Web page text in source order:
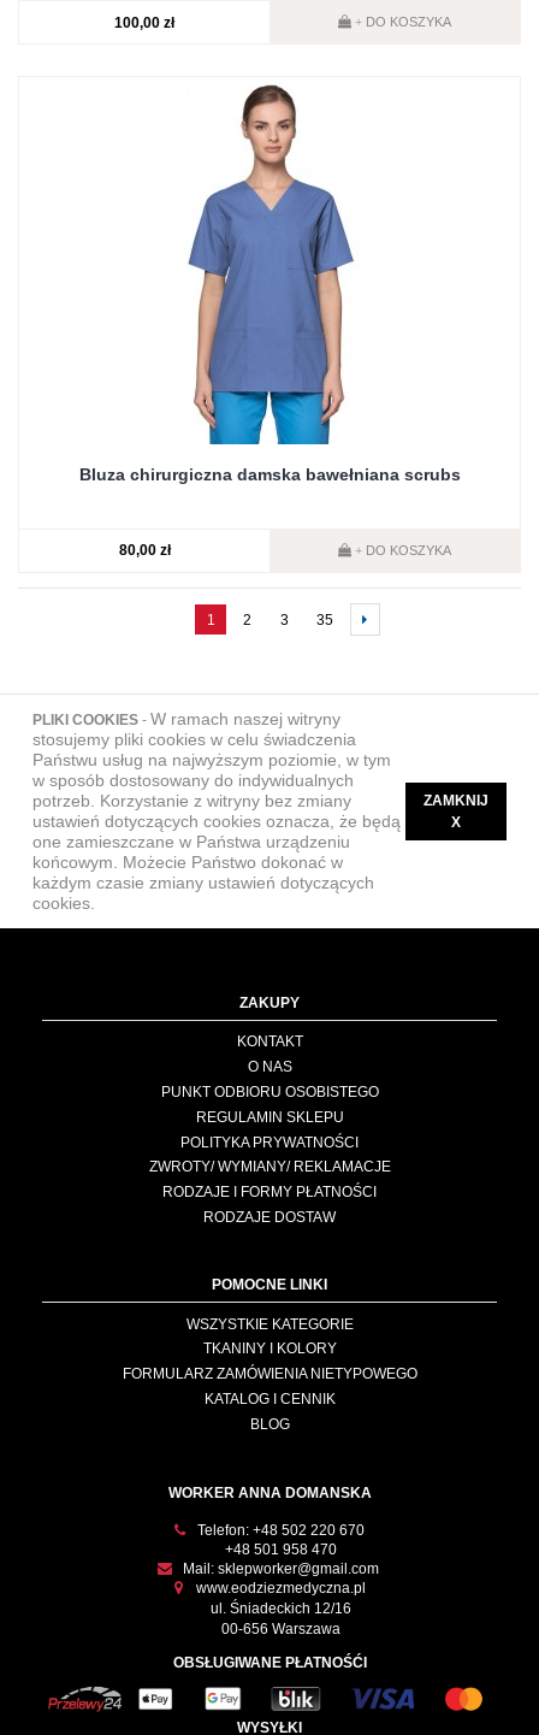
100,00 zł + DO KOSZYKA
Bluza chirurgiczna damska bawełniana scrubs
80,00 zł + DO KOSZYKA
1 2 3 35
PLIKI COOKIES - W ramach naszej witryny
stosujemy pliki cookies w celu świadczenia
Państwu usług na najwyższym poziomie, w tym
w sposób dostosowany do indywidualnych
potrzeb. Korzystanie z witryny bez zmiany
ustawień dotyczących cookies oznacza, że będą
one zamieszczane w Państwa urządzeniu
końcowym. Możecie Państwo dokonać w
każdym czasie zmiany ustawień dotyczących
cookies.
ZAMKNIJ
X
ZAKUPY
KONTAKT
O NAS
PUNKT ODBIORU OSOBISTEGO
REGULAMIN SKLEPU
POLITYKA PRYWATNOŚCI
ZWROTY/ WYMIANY/ REKLAMACJE
RODZAJE I FORMY PŁATNOŚCI
RODZAJE DOSTAW
POMOCNE LINKI
WSZYSTKIE KATEGORIE
TKANINY I KOLORY
FORMULARZ ZAMÓWIENIA NIETYPOWEGO
KATALOG I CENNIK
BLOG
WORKER ANNA DOMANSKA
Telefon: +48 502 220 670
+48 501 958 470
Mail: sklepworker@gmail.com
www.eodziezmedyczna.pl
ul. Śniadeckich 12/16
00-656 Warszawa
OBSŁUGIWANE PŁATNOŚĆI
WYSYŁKI